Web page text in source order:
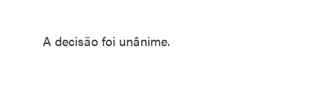
A decisão foi unânime.